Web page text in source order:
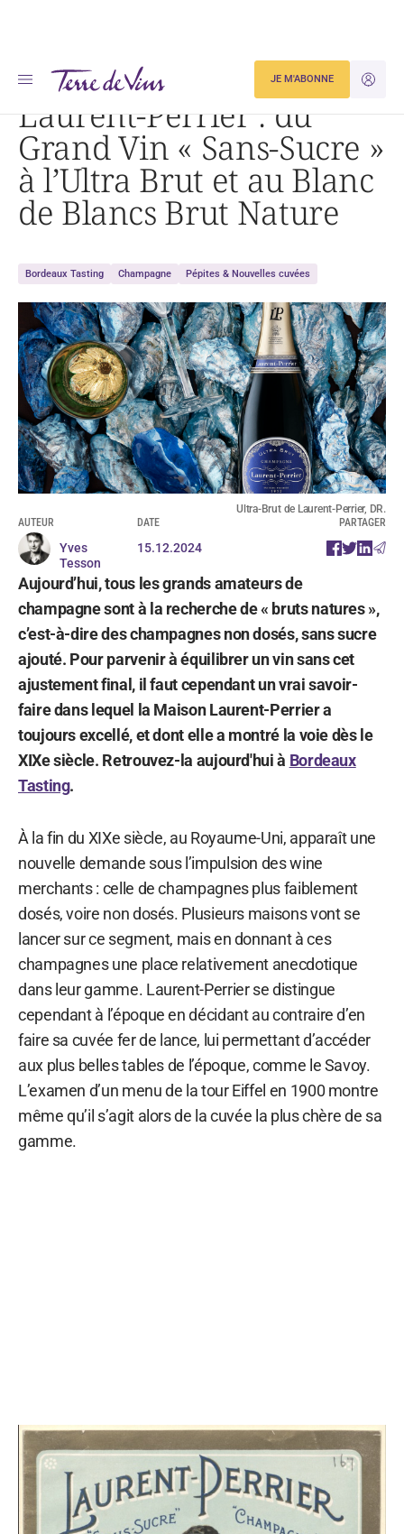
JE
JE M'ABONNE
Accueil
Actualités
Laurent-Perrier : du Grand Vin « Sans-Sucre » à l’Ultra Brut et au Blanc de Blancs Brut Nature
Laurent-Perrier : du
Grand Vin « Sans-Sucre »
à l’Ultra Brut et au Blanc
de Blancs Brut Nature
Bordeaux Tasting Champagne Pépites & Nouvelles cuvées
Ultra-Brut de Laurent-Perrier, DR.
AUTEUR
Yves
Tesson
DATE
15.12.2024
PARTAGER
Aujourd’hui, tous les grands amateurs de
champagne sont à la recherche de « bruts natures »,
c’est-à-dire des champagnes non dosés, sans sucre
ajouté. Pour parvenir à équilibrer un vin sans cet
ajustement final, il faut cependant un vrai savoir-
faire dans lequel la Maison Laurent-Perrier a
toujours excellé, et dont elle a montré la voie dès le
XIXe siècle. Retrouvez-la aujourd'hui à Bordeaux
Tasting.
À la fin du XIXe siècle, au Royaume-Uni, apparaît une
nouvelle demande sous l’impulsion des wine
merchants : celle de champagnes plus faiblement
dosés, voire non dosés. Plusieurs maisons vont se
lancer sur ce segment, mais en donnant à ces
champagnes une place relativement anecdotique
dans leur gamme. Laurent-Perrier se distingue
cependant à l’époque en décidant au contraire d’en
faire sa cuvée fer de lance, lui permettant d’accéder
aux plus belles tables de l’époque, comme le Savoy.
L’examen d’un menu de la tour Eiffel en 1900 montre
même qu’il s’agit alors de la cuvée la plus chère de sa
gamme.